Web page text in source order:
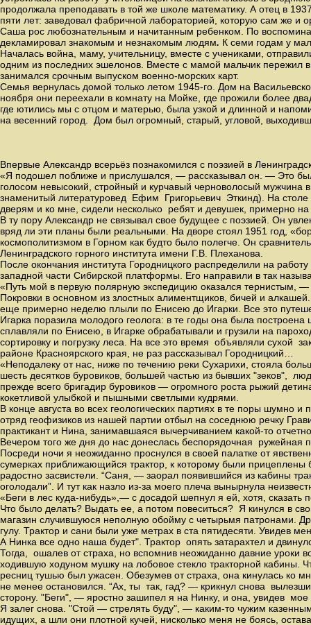
продолжала преподавать в той же школе математику. А отец в
пяти лет: заведовал фабричной лабораторией, которую сам же и
Саша рос любознательным и начитанным ребенком. По
декламировал знакомым и незнакомым людям. К семи годам у
Началась война, маму, учительницу, вместе с учениками,
одним из последних эшелонов. Вместе с мамой мальчик пережил
занимался срочным выпуском военно-морских карт.
Семья вернулась домой только летом 1945-го. Дом на
ноября они переехали в комнату на Мойке, где прожили более
где ютились мы с отцом и матерью, была узкой и длинной и
на весенний город. Дом был огромный, старый, угловой,
Впервые Александр всерьёз познакомился с поэзией в
«Я подошел поближе и прислушался, — рассказывал он. — Это
голосом невысокий, стройный и курчавый черноволосый
знаменитый литературовед Ефим Григорьевич Эткинд). На
дверям и ко мне, сидели несколько ребят и девушек, примерно
В ту пору Александр не связывал свое будущее с поэзией. Он
вряд ли эти планы были реальными. На дворе стоял 1951 год,
космополитизмом в Горном как будто было полегче. Он
Ленинградского горного института имени Г.В. Плеханова.
После окончания института Городницкого распределили на
западной части Сибирской платформы. Его направили в так
«Путь мой в первую полярную экспедицию оказался тернистым,
Покровки в основном из злостных алиментщиков, бичей и
еще примерно неделю плыли по Енисею до Игарки. Все это
Игарка поразила молодого геолога: в те годы она была
сплавляли по Енисею, в Игарке обрабатывали и грузили на
сортировку и погрузку леса. На все это время объявляли сухой
районе Красноярского края, не раз рассказывал Городницкий…
«Неподалеку от нас, ниже по течению реки Сухарихи, стояла
шесть десятков буровиков, большей частью из бывших "зеков",
прежде всего бригадир буровиков — огромного роста рыжий
кокетливой улыбкой и пышными светлыми кудрями.
В конце августа во всех геологических партиях в те поры шумно
отряд геофизиков из нашей партии отбыл на соседнюю речку
практикант и Нина, занимавшаяся вычерчиванием какой-то
Вечером того же дня до нас донеслась беспорядочная ружейная
Посреди ночи я неожиданно проснулся в своей палатке от
сумерках приближающийся трактор, к которому были
радостно засвистели. “Саня, — заорал появившийся из кабины
оголодали”. И тут как назло из-за моего плеча вынырнула
«Беги в лес куда-нибудь»,— с досадой шепнул я ей, хотя,
Что было делать? Выдать ее, а потом повеситься? Я кинулся в
магазин случившуюся неполную обойму с четырьмя патронами.
гулу. Трактор и сани были уже метрах в ста пятидесяти. Увидев
А Нинка все одно наша будет". Трактор опять затарахтел и
Тогда, ошалев от страха, но вспомнив неожиданно давние
ходившую ходуном мушку на лобовое стекло тракторной кабины.
ресниц тушью был ужасен. Обезумев от страха, она кинулась ко
не менее остановился. “Ах, ты так, гад? — крикнул снова
сторону. "Беги", — яростно зашипел я на Нинку, и она, увидев мое
Я залег снова. "Стой — стрелять буду", — каким-то чужим
идущих, а шли они плотной кучей, нисколько меня не боясь,